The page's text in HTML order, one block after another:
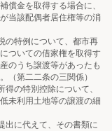
償金を取得する場合に、
当該配偶者居住権等の消
特例について、都市再
ついての借家権を取得す
のうち譲渡等があったも
（第二二条の三関係）
の特別控除について、
未利用土地等の譲渡の細
に代えて、その書類に